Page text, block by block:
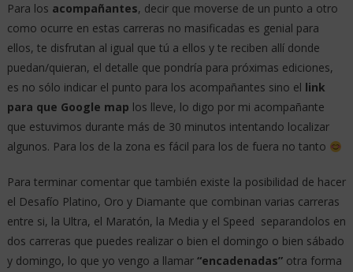
Para los acompañantes, decir que moverse de un punto a otro
como ocurre en estas carreras no masificadas es genial para
ellos, te disfrutan al igual que tú a ellos y te reciben allí donde
puedan/quieran, el detalle que pondría para próximas ediciones,
es no sólo indicar el punto para los acompañantes sino el link
para que Google map los lleve, lo digo por mi acompañante
que estuvimos durante más de 30 minutos intentando localizar
algunos. Para los de la zona es fácil para los de fuera no tanto
Para terminar comentar que también existe la posibilidad de hacer
el Desafío Platino, Oro y Diamante que combinan varias carreras
entre si, la Ultra, el Maratón, la Media y el Speed separandolos en
dos carreras que puedes realizar o bien el domingo o bien sábado
y domingo, lo que yo vengo a llamar “encadenadas”otra forma